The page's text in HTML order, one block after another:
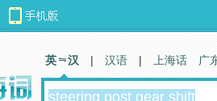
英 汉 | 汉语 | 上海话 广